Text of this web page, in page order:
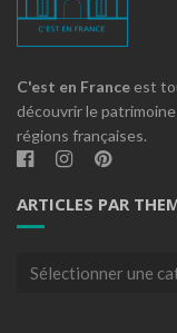
C'est en France est
découvrir le
régions françaises.
ARTICLES PAR
Articles